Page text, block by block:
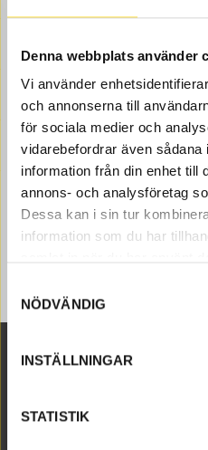
Denna webbplats använder
Vi använder
och annonserna till
för sociala medier och
vidarebefordrar även sådana
information från din enhet till
annons- och analysföretag
Dessa kan i sin tur
information som du har
NÖDVÄNDIG
INSTÄLLNINGAR
STATISTIK
Paint to EW150C
available as new or
both original and non-
all Volvo construction
battery charger calix 24v/5a
1754050) to paint suitable